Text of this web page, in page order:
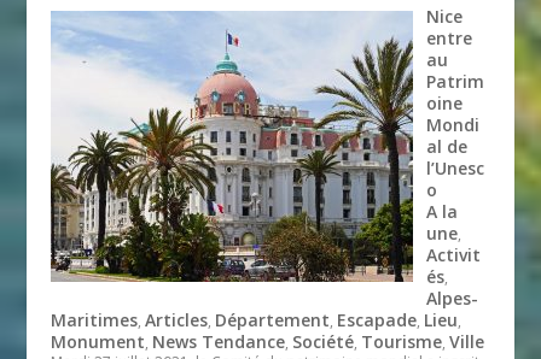
Nice
entre
au
Patrim
oine
Mondi
al de
l’Unesc
o
A la
une,
Activit
és,
Alpes-
Maritimes,Articles, Département, Escapade, Lieu,
Monument, News Tendance, Société, Tourisme,Ville